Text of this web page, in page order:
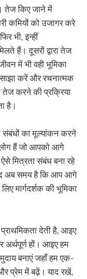
तेज किए जाने में
कमियों को उजागर करे
भी, इन्हीं
हैं। दूसरों द्वारा तेज
में भी वही भूमिका
साझा करें और रचनात्मक
करने की प्रक्रिया
है।
का मूल्यांकन करने
हैं जो आपको आगे
मित्रता संबंध बना रहे
अब समय है कि आप आगे
मार्गदर्शक की भूमिका
देती है, आइए
अर्थपूर्ण हों। आइए हम
बनाएं जहाँ हम एक-
प्रेम में बढ़ें। याद रखें,